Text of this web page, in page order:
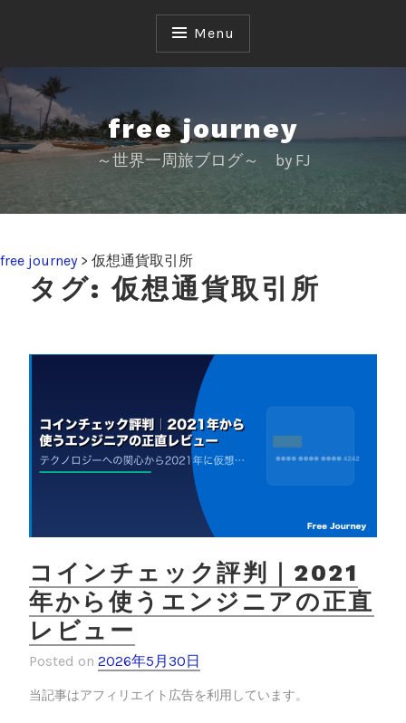
p
o
c
o
t
t
Menu
free journey
～世界一周旅ブログ～ by FJ
free journey> 仮想通貨取引所
タグ:仮想通貨取引所
コインチェック評判｜2021
年から使うエンジニアの正直
レビュー
Posted on 2026年5月30日
当記事はアフィリエイト広告を利用しています。